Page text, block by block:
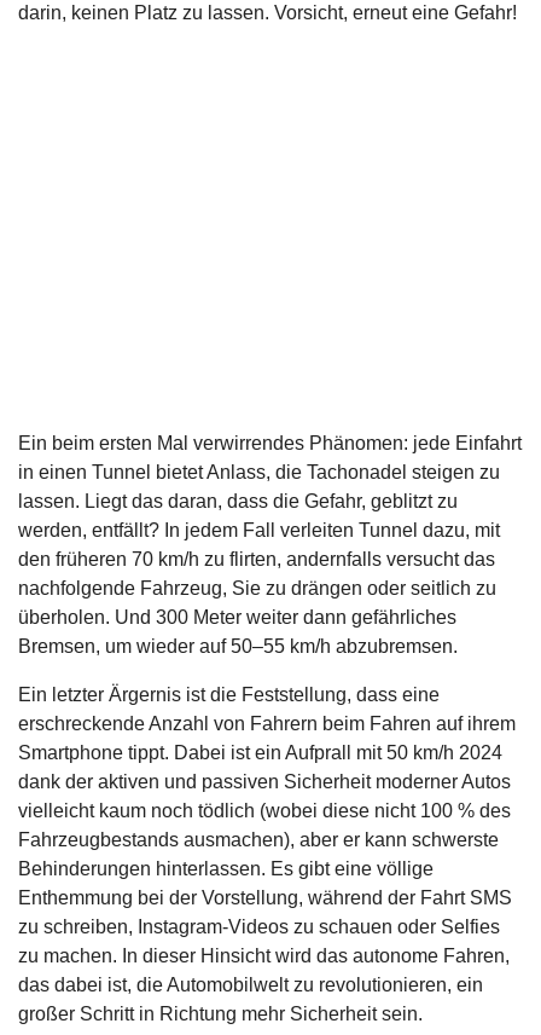
darin, keinen Platz zu lassen. Vorsicht, erneut eine Gefahr!
Ein beim ersten Mal verwirrendes Phänomen: jede Einfahrt
in einen Tunnel bietet Anlass, die Tachonadel steigen zu
lassen. Liegt das daran, dass die Gefahr, geblitzt zu
werden, entfällt? In jedem Fall verleiten Tunnel dazu, mit
den früheren 70 km/h zu flirten, andernfalls versucht das
nachfolgende Fahrzeug, Sie zu drängen oder seitlich zu
überholen. Und 300 Meter weiter dann gefährliches
Bremsen, um wieder auf 50–55 km/h abzubremsen.
Ein letzter Ärgernis ist die Feststellung, dass eine
erschreckende Anzahl von Fahrern beim Fahren auf ihrem
Smartphone tippt. Dabei ist ein Aufprall mit 50 km/h 2024
dank der aktiven und passiven Sicherheit moderner Autos
vielleicht kaum noch tödlich (wobei diese nicht 100 % des
Fahrzeugbestands ausmachen), aber er kann schwerste
Behinderungen hinterlassen. Es gibt eine völlige
Enthemmung bei der Vorstellung, während der Fahrt SMS
zu schreiben, Instagram-Videos zu schauen oder Selfies
zu machen. In dieser Hinsicht wird das autonome Fahren,
das dabei ist, die Automobilwelt zu revolutionieren, ein
großer Schritt in Richtung mehr Sicherheit sein.